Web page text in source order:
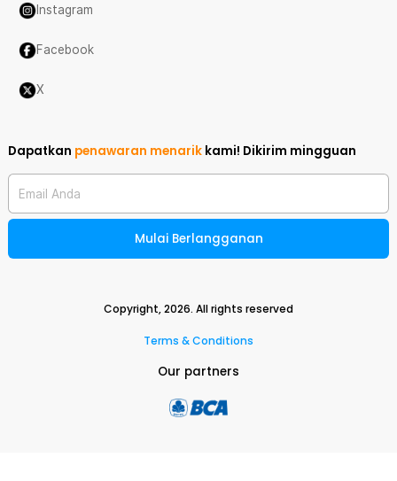
Instagram
Facebook
X
Dapatkan penawaran menarik kami! Dikirim mingguan
Email Anda
Mulai Berlangganan
Copyright,2026. All rights reserved
Terms & Conditions
Our partners